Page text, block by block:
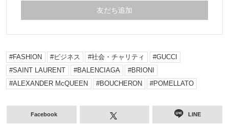
友だち追加
FASHION ビジネス 社会・チャリティ
GUCCI
SAINT LAURENT
BALENCIAGA
BRIONI
ALEXANDER McQUEEN
BOUCHERON POMELLATO
Facebook LINE